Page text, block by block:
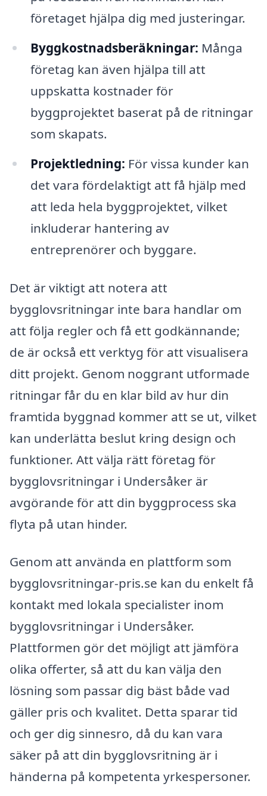
företaget hjälpa dig med justeringar.
Byggkostnadsberäkningar: Många
företag kan även hjälpa till att
uppskatta kostnader för
byggprojektet baserat på de ritningar
som skapats.
Projektledning: För vissa kunder kan
det vara fördelaktigt att få hjälp med
att leda hela byggprojektet, vilket
inkluderar hantering av
entreprenörer och byggare.
Det är viktigt att notera att
bygglovsritningar inte bara handlar om
att följa regler och få ett godkännande;
de är också ett verktyg för att visualisera
ditt projekt. Genom noggrant utformade
ritningar får du en klar bild av hur din
framtida byggnad kommer att se ut, vilket
kan underlätta beslut kring design och
funktioner. Att välja rätt företag för
bygglovsritningar i Undersåker är
avgörande för att din byggprocess ska
flyta på utan hinder.
Genom att använda en plattform som
bygglovsritningar-pris.se kan du enkelt få
kontakt med lokala specialister inom
bygglovsritningar i Undersåker.
Plattformen gör det möjligt att jämföra
olika offerter, så att du kan välja den
lösning som passar dig bäst både vad
gäller pris och kvalitet. Detta sparar tid
och ger dig sinnesro, då du kan vara
säker på att din bygglovsritning är i
händerna på kompetenta yrkespersoner.